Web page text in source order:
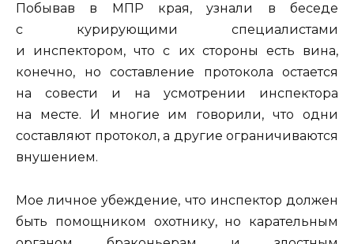
Побывав в МПР края, узнали в беседе
с курирующими специалистами
и инспектором, что с их стороны есть вина,
конечно, но составление протокола остается
на совести и на усмотрении инспектора
на месте. И многие им говорили, что одни
составляют протокол, а другие ограничиваются
внушением.
Мое личное убеждение, что инспектор должен
быть помощником охотнику, но карательным